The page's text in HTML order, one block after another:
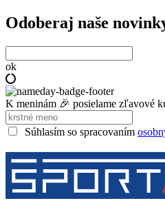
Odoberaj naše
ok
K meninám 🎉 posielame zľavové
Súhlasím so spracovaním